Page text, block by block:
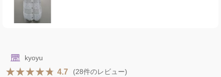
kyoyu
4.7 (28件のレビュー)